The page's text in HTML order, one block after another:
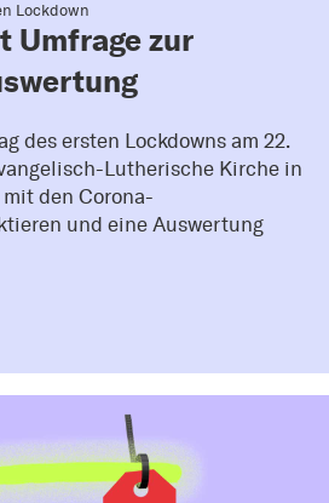
Lockdown
Umfrage zur
des ersten Lockdowns am 22.
Lutherische Kirche in
den Corona-
und eine Auswertung